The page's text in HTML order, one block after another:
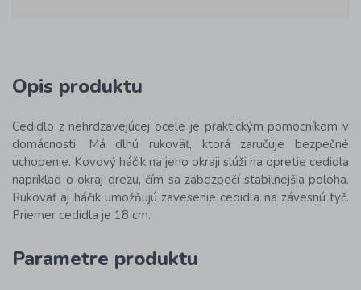
Opis produktu
Cedidlo z nehrdzavejúcej ocele je praktickým pomocníkom v
domácnosti. Má dlhú rukoväť, ktorá zaručuje bezpečné
uchopenie. Kovový háčik na jeho okraji slúži na opretie cedidla
napríklad o okraj drezu, čím sa zabezpečí stabilnejšia poloha.
Rukoväť aj háčik umožňujú zavesenie cedidla na závesnú tyč.
Priemer cedidla je 18 cm.
Parametre produktu